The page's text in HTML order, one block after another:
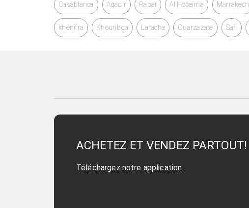
Casablanca Agadir Rabat Al Hoceïma Marrakech
khénifra Khouribga Larache Ouarzazate Safi
ACHETEZ ET VENDEZ PARTOUT!
Téléchargez notre application